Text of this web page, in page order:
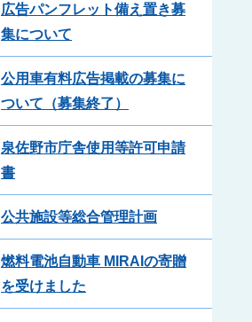
広告パンフレット備え置き募
集について
公用車有料広告掲載の募集に
ついて（募集終了）
泉佐野市庁舎使用等許可申請
書
公共施設等総合管理計画
燃料電池自動車 MIRAIの寄贈
を受けました